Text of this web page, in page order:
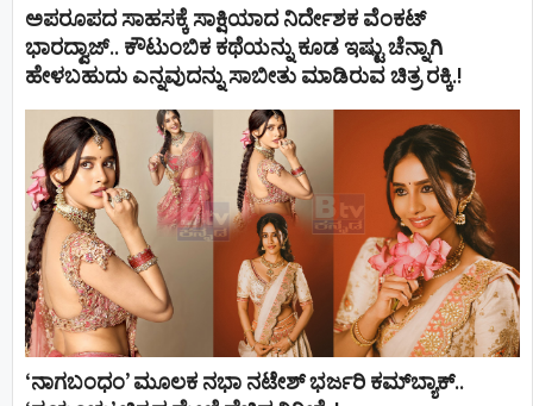
ಅಪರೂಪದ ಸಾಹಸಕ್ಕೆ ಸಾಕ್ಷಿಯಾದ ನಿರ್ದೇಶಕ ವೆಂಕಟ್
ಭಾರದ್ವಾಜ್.. ಕೌಟುಂಬಿಕ ಕಥೆಯನ್ನು ಕೂಡ ಇಷ್ಟು ಚೆನ್ನಾಗಿ
ಹೇಳಬಹುದು ಎನ್ನವುದನ್ನು ಸಾಬೀತು ಮಾಡಿರುವ ಚಿತ್ರ ರಕ್ಕಿ.!
‘ನಾಗಬಂಧಂ’ ಮೂಲಕ ನಭಾ ನಟೇಶ್ ಭರ್ಜರಿ ಕಮ್‌ಬ್ಯಾಕ್..